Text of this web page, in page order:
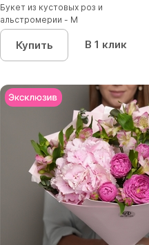
Букет из кустовых роз и
альстромерии - М
Купить В 1 клик